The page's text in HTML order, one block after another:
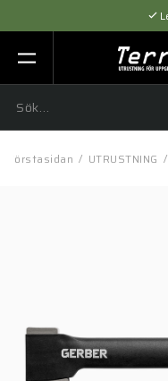
Förstasidan / UTRUSTNING /